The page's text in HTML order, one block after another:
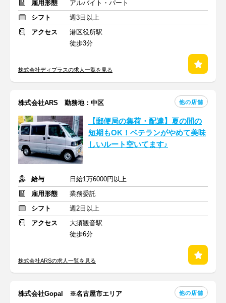
雇用形態
アルバイト・パート
シフト
週3日以上
アクセス
港区役所駅
徒歩3分
株式会社ディプラスの求人一覧を見る
株式会社ARS 勤務地：中区 他の店舗
【郵便局の集荷・配達】夏の間の
短期もOK！ベテランがやめて美味
しいルート空いてます♪
給与
日給1万6000円以上
雇用形態
業務委託
シフト
週2日以上
アクセス
大須観音駅
徒歩6分
株式会社ARSの求人一覧を見る
株式会社Gopal ※名古屋市エリア 他の店舗